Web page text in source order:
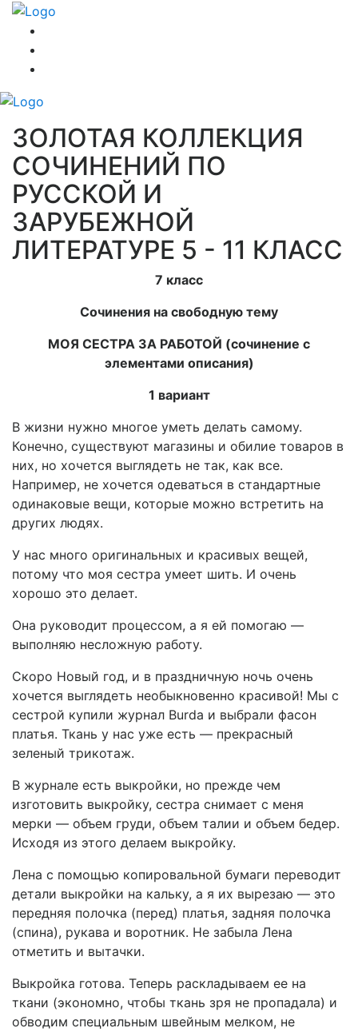
ЗОЛОТАЯ КОЛЛЕКЦИЯ
СОЧИНЕНИЙ ПО
РУССКОЙ И
ЗАРУБЕЖНОЙ
ЛИТЕРАТУРЕ 5 - 11 КЛАСС
7 класс
Сочинения на свободную тему
МОЯ СЕСТРА ЗА РАБОТОЙ (сочинение с
элементами описания)
1 вариант
В жизни нужно многое уметь делать самому.
Конечно, существуют магазины и обилие товаров в
них, но хочется выглядеть не так, как все.
Например, не хочется одеваться в стандартные
одинаковые вещи, которые можно встретить на
других людях.
У нас много оригинальных и красивых вещей,
потому что моя сестра умеет шить. И очень
хорошо это делает.
Она руководит процессом, а я ей помогаю —
выполняю несложную работу.
Скоро Новый год, и в праздничную ночь очень
хочется выглядеть необыкновенно красивой! Мы с
сестрой купили журнал Burda и выбрали фасон
платья. Ткань у нас уже есть — прекрасный
зеленый трикотаж.
В журнале есть выкройки, но прежде чем
изготовить выкройку, сестра снимает с меня
мерки — объем груди, объем талии и объем бедер.
Исходя из этого делаем выкройку.
Лена с помощью копировальной бумаги переводит
детали выкройки на кальку, а я их вырезаю — это
передняя полочка (перед) платья, задняя полочка
(спина), рукава и воротник. Не забыла Лена
отметить и вытачки.
Выкройка готова. Теперь раскладываем ее на
ткани (экономно, чтобы ткань зря не пропадала) и
обводим специальным швейным мелком, не